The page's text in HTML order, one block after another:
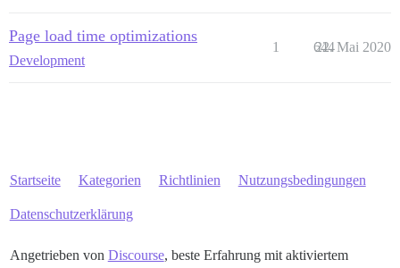
Page load time optimizations
Development
1 644
22. Mai 2020
Startseite Kategorien Richtlinien Nutzungsbedingungen
Datenschutzerklärung
Angetrieben von Discourse, beste Erfahrung mit aktiviertem